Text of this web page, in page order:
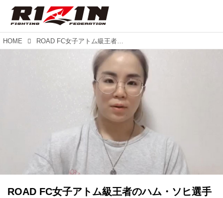
HOME ROAD FC女子アトム級王者のハム・ソヒ選手がRIZIN.16で行われる女子二試合にコメント！当日は来場することも決定！
ROAD FC女子アトム級王者のハム・ソヒ選手